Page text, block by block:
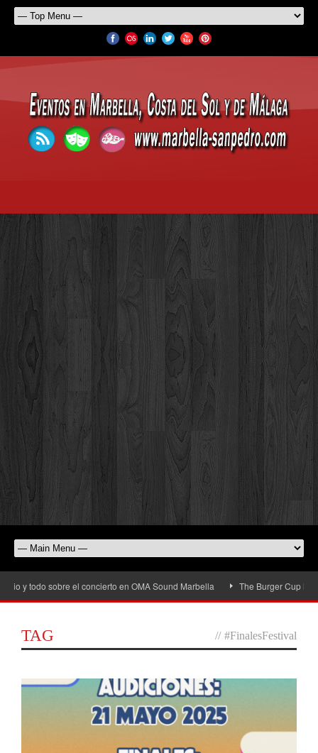
todo sobre el concierto en OMA Sound Marbella The Burger Cup llega
TAG // #FinalesFestival